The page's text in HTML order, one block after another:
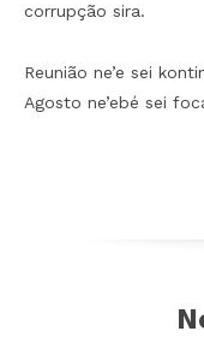
corrupção sira.
Reunião ne’e sei
Agosto ne’ebé sei